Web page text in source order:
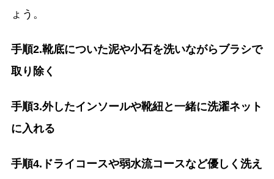
ょう。
手順2.靴底についた泥や小石を洗いながらブラシで
取り除く
手順3.外したインソールや靴紐と一緒に洗濯ネット
に入れる
手順4.ドライコースや弱水流コースなど優しく洗え